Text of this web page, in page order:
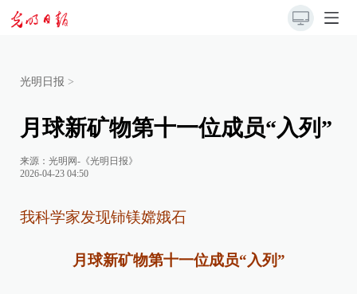
光明日报 >
月球新矿物第十一位成员“入列”
来源： 光明网-《光明日报》
2026-04-23 04:50
我科学家发现铈镁嫦娥石
月球新矿物第十一位成员“入列”